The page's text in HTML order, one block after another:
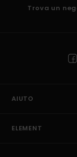
Trova un
AIUTO
ELEMENT